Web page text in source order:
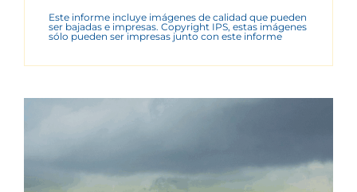
Este informe incluye imágenes de calidad que pueden
ser bajadas e impresas. Copyright IPS, estas imágenes
sólo pueden ser impresas junto con este informe